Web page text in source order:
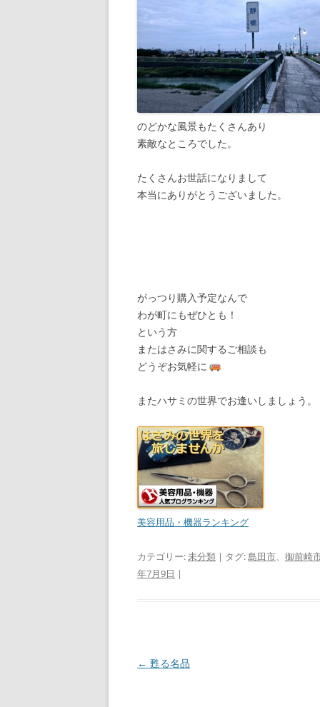
のどかな風景もたくさんあり
素敵なところでした。
たくさんお世話になりまして
本当にありがとうございました。
がっつり購入予定なんで
わが町にもぜひとも！
という方
またはさみに関するご相談も
どうぞお気軽に
またハサミの世界でお逢いしましょう。
美容用品・機器ランキング
カテゴリー: 未分類 | タグ:島田市 御前崎
年7月9日 |
投
← 甦る名品